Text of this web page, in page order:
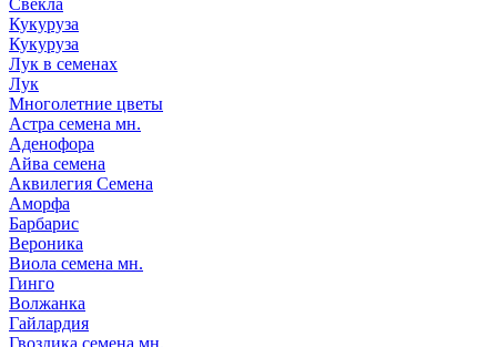
Свекла
Кукуруза
Кукуруза
Лук в семенах
Лук
Многолетние цветы
Астра семена мн.
Аденофора
Айва семена
Аквилегия Семена
Аморфа
Барбарис
Вероника
Виола семена мн.
Гинго
Волжанка
Гайлардия
Гвоздика семена мн.